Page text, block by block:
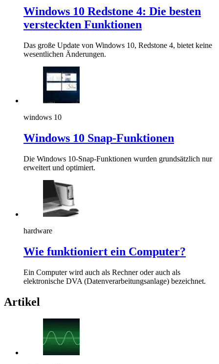
Windows 10 Redstone 4: Die besten
versteckten Funktionen
Das große Update von Windows 10, Redstone 4, bietet keine
wesentlichen Änderungen.
windows 10
Windows 10 Snap-Funktionen
Die Windows 10-Snap-Funktionen wurden grundsätzlich nur
erweitert und optimiert.
hardware
Wie funktioniert ein Computer?
Ein Computer wird auch als Rechner oder auch als
elektronische DVA (Datenverarbeitungsanlage) bezeichnet.
Artikel